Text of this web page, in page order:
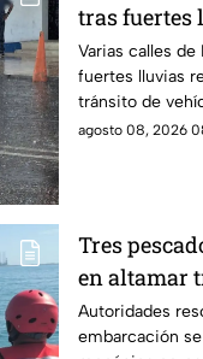
tras fuertes
agosto
Varias calles
fuertes lluvias
tránsito de
agosto 08, 2026
Tres
en altamar
pasó al final
Autoridades
embarcación